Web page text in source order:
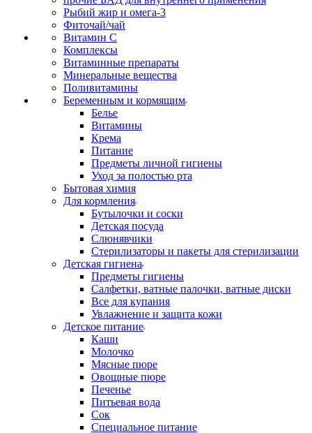
Рыбий жир и омега-3
Фиточай/чай
Витамин С
Комплексы
Витаминные препараты
Минеральные вещества
Поливитамины
Беременным и кормящим
Белье
Витамины
Крема
Питание
Предметы личной гигиены
Уход за полостью рта
Бытовая химия
Для кормления
Бутылочки и соски
Детская посуда
Слюнявчики
Стерилизаторы и пакеты для стерилизации
Детская гигиена
Предметы гигиены
Салфетки, ватные палочки, ватные диски
Все для купания
Увлажнение и защита кожи
Детское питание
Каши
Молочко
Мясные пюре
Овощные пюре
Печенье
Питьевая вода
Сок
Специальное питание